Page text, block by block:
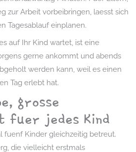
zur Arbeit vorbeibringen, laesst sich
Tagesablauf einplanen.
auf Ihr Kind wartet, ist eine
gerne ankommt und abends
werden kann, weil es einen
Tag erlebt hat.
grosse
fuer jedes Kind
fuenf Kinder gleichzeitig betreut.
die vielleicht erstmals